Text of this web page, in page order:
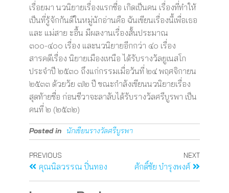
เรื่อยมา นวนิยายเรื่องแรกชื่อ เกิดเป็นคน เรื่องที่ทำให้
เป็นที่รู้จักกันดีในหมู่นักอ่านคือ ฉันเขียนเรื่องนี้เพื่อเธอ
และ แม่สาย ะอื้น มีผลงานเรื่องสั้นประมาณ
๓๐๐-๔๐๐ เรื่อง และนวนิยายอีกกว่า ๔๐ เรื่อง
สารคดีเรื่อง นิยายเมืองเหนือ ได้รับรางวัลยูเนสโก
ประจำปี ๒๕๓๐ ถึงแก่กรรมเมื่อวันที่ ๒๔ พฤศจิกายน
๒๕๓๓ ด้วยวัย ๗๒ ปี ขณะกำลังเขียนนวนิยายเรื่อง
สุดท้ายชื่อ ก่อนชีวาจะลาลับได้รับรางวัลศรีบูรพา เป็น
คนที่ ๒ (๒๕๓๒)
Posted in นักเขียนรางวัลศรีบูรพา
PREVIOUS
คุณนิลวรรณ ปิ่นทอง
NEXT
ศักดิ์ชัย บำรุงพงศ์